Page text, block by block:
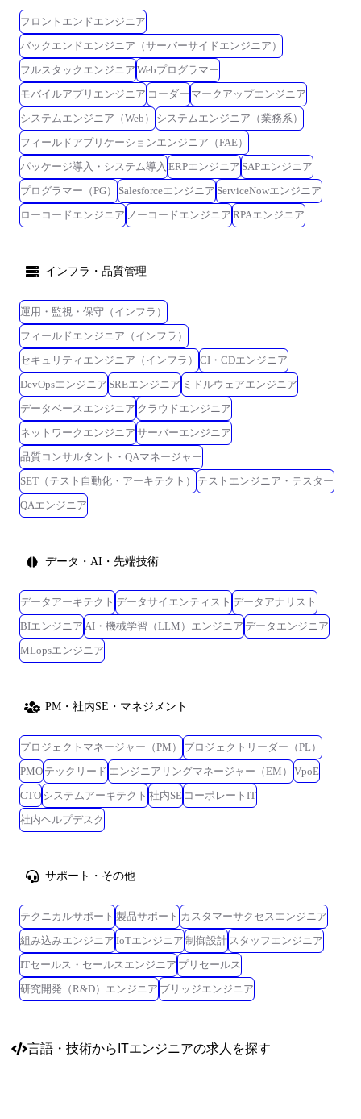
ー案件あり) 【AWS】 自社EC基盤のコンテナ化(ECS/Fargate)推進と
TerraformによるIaC標準化を牽引するインフラリードエンジニア案件
【上流】 大手メーカー向け、PM支援・大規模CloudFormation/Lambdaを
駆使した基盤構築案件 【AWS/Terraform】 システムのアーキテクチャ設
計からIaC実装、非機能要件定義までを担うインフラ構築・整備案件
【Azure】 生成AIパッケージ向け、Terraformを駆使したAzureインフラ設
計・構築支援案件 【SRE/K8s】 自社SaaS(統合管理サービス)のスクラム
チームにて、Kubernetesを用いた基盤設計・運用とパフォーマンス改善
を担うSRE案件 下記資格取得者は入社直後からクラウドプロジェクトへ
のアサインを確約します! ・AWS Certified Solutions Architect -
Professional ・AWS Certified DevOps Engineer - Professional
フロントエンドエンジニア
バックエンドエンジニア（サーバーサイドエンジニア）
フルスタックエンジニア Webプログラマー
モバイルアプリエンジニア コーダー マークアップエンジニア
システムエンジニア（Web）
システムエンジニア（業務系）
フィールドアプリケーションエンジニア（FAE）
パッケージ導入・システム導入 ERPエンジニア SAPエンジニア
プログラマー（PG）
Salesforceエンジニア ServiceNowエンジニア
ローコードエンジニア ノーコードエンジニア RPAエンジニア
インフラ・品質管理
運用・監視・保守（インフラ）
フィールドエンジニア（インフラ）
セキュリティエンジニア（インフラ）
CI・CDエンジニア
DevOpsエンジニア SREエンジニア ミドルウェアエンジニア
データベースエンジニア クラウドエンジニア
ネットワークエンジニア サーバーエンジニア
品質コンサルタント・QAマネージャー
SET（テスト自動化・アーキテクト）
テストエンジニア・テスター
QAエンジニア
データ・AI・先端技術
データアーキテクト データサイエンティスト データアナリスト
BIエンジニア AI・機械学習（LLM）エンジニア データエンジニア
MLopsエンジニア
PM・社内SE・マネジメント
プロジェクトマネージャー（PM）
プロジェクトリーダー（PL）
PMO テックリード エンジニアリングマネージャー（EM）
VpoE
CTO システムアーキテクト 社内SE コーポレートIT
社内ヘルプデスク
サポート・その他
テクニカルサポート 製品サポート カスタマーサクセスエンジニア
組み込みエンジニア IoTエンジニア 制御設計 スタッフエンジニア
ITセールス・セールスエンジニア プリセールス
研究開発（R&D）エンジニア ブリッジエンジニア
言語・技術からITエンジニアの求人を探す